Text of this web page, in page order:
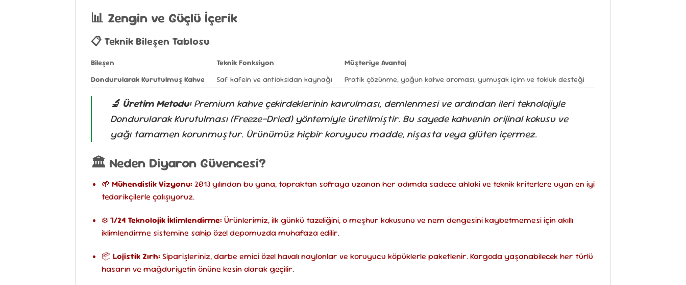
📊 Zengin ve Güçlü İçerik
📋 Teknik Bileşen Tablosu
Bileşen Teknik Fonksiyon
Müşteriye Avantaj
Dondurularak Kurutulmuş Kahve
Saf kafein ve antioksidan kaynağı Pratik çözünme, yoğun kahve aroması, yumuşak içim ve tokluk desteği
🔬 Üretim Metodu:Premium kahve çekirdeklerinin kavrulması, demlenmesi ve ardından ileri teknolojiyle
Dondurularak Kurutulması (Freeze-Dried) yöntemiyle üretilmiştir. Bu sayede kahvenin orijinal kokusu ve
yağı tamamen korunmuştur. Ürünümüz hiçbir koruyucu madde, nişasta veya glüten içermez.
🏛️ Neden Diyaron Güvencesi?
🌱 Mühendislik Vizyonu:2013 yılından bu yana, topraktan sofraya uzanan her adımda sadece ahlaki ve teknik kriterlere uyan en iyi
tedarikçilerle çalışıyoruz.
❄️7/24 Teknolojik İklimlendirme:Ürünlerimiz, ilk günkü tazeliğini, o meşhur kokusunu ve nem dengesini kaybetmemesi için akıllı
iklimlendirme sistemine sahip özel depomuzda muhafaza edilir.
📦 Lojistik Zırh:Siparişleriniz, darbe emici özel havalı naylonlar ve koruyucu köpüklerle paketlenir. Kargoda yaşanabilecek her türlü
hasarın ve mağduriyetin önüne kesin olarak geçilir.